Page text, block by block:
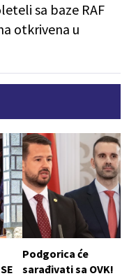
sa baze RAF
otkrivena u
Podgorica će
sarađivati sa OVK!